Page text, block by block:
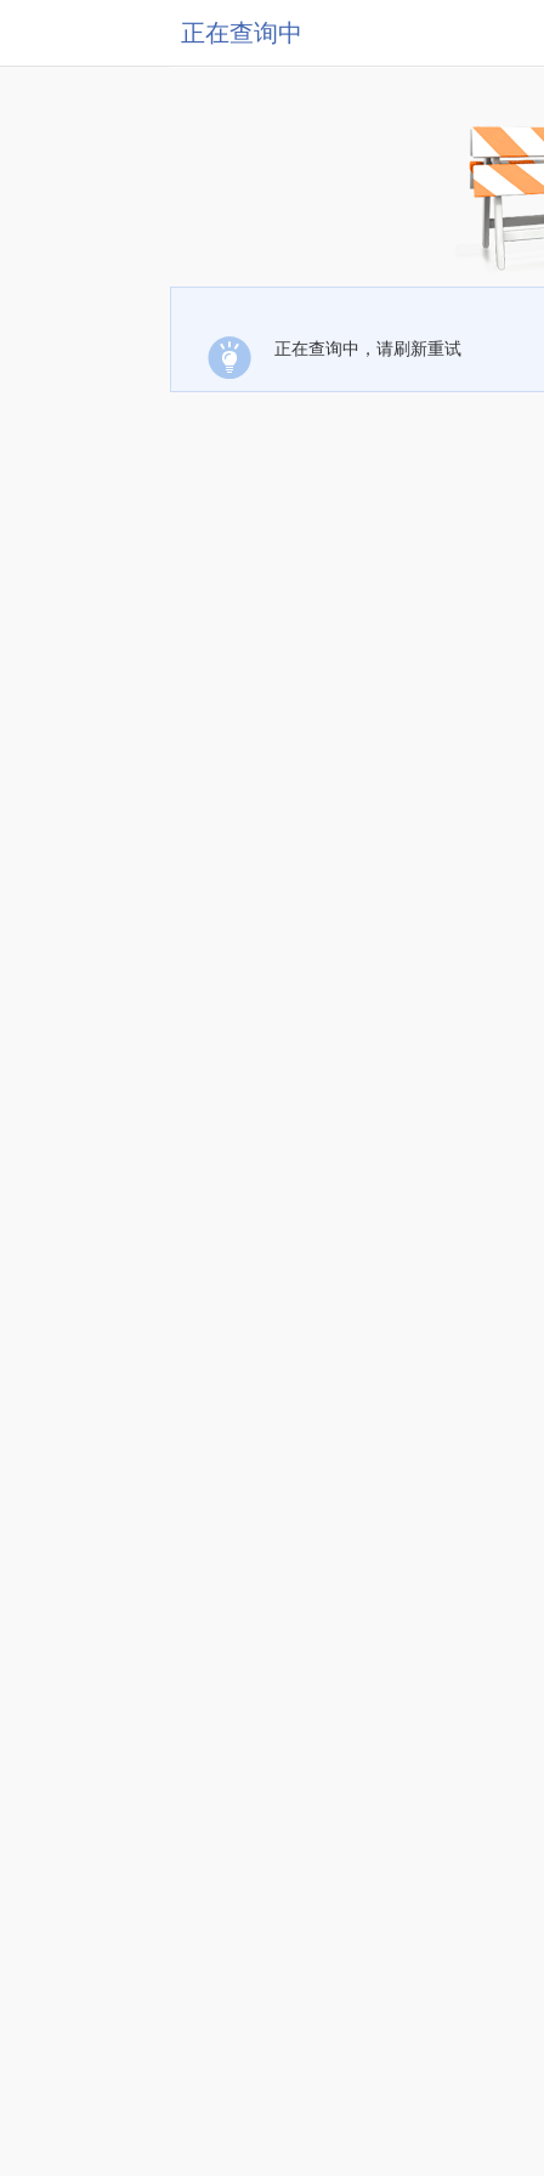
正在查询中
正在查询中，请刷新重试